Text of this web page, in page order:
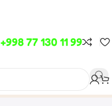
+998 77 130 11 99